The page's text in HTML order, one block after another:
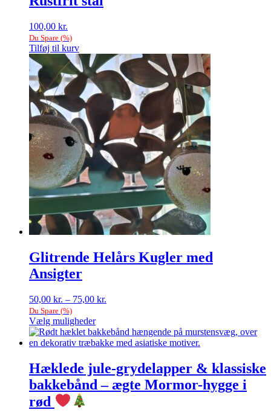
100,00 kr.
Du Spare (%)
Tilføj til kurv
Glitrende Helårs Kugler med
Ansigter
50,00 kr. – 75,00 kr.
75,00 kr.
Du Spare (%)
Vælg muligheder
Dette
vare
flere
varianter.
Mulighederne
vælges
Hæklede jule-grydelapper & klassiske
bakkebånd – ægte Mormor-hygge i
rød